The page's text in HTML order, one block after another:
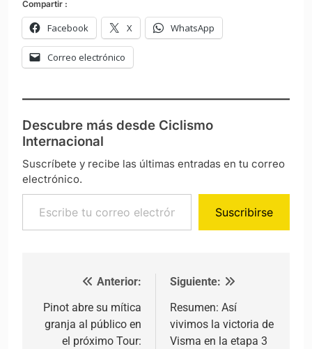
Compartir :
Facebook X WhatsApp
Correo electrónico
Descubre más desde Ciclismo
Internacional
Suscríbete y recibe las últimas entradas en tu correo
electrónico.
Escribe tu correo electrónico…
Suscribirse
Navegación de entradas
Anterior:
Pinot abre su mítica
granja al público en
el próximo Tour:
Siguiente:
Resumen: Así
vivimos la victoria de
Visma en la etapa 3